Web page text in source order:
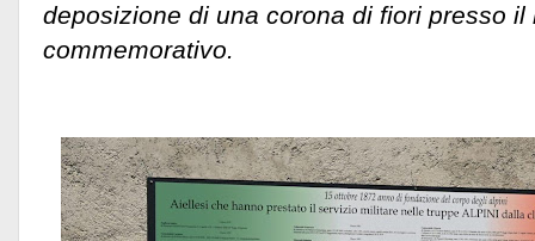
deposizione di una corona di fiori presso il
commemorativo.